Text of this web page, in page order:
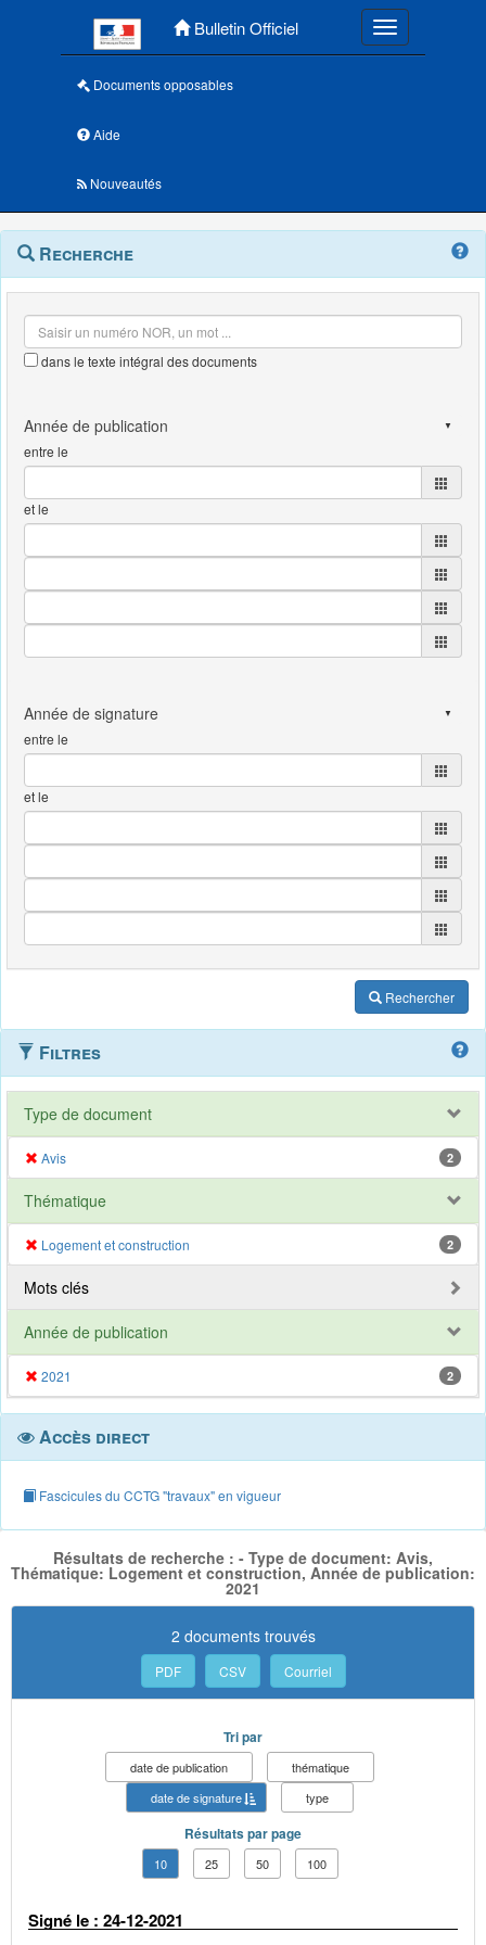
Bulletin Officiel Toggle
Documents opposables
Aide
Nouveautés
Navigation
outils
Menu
contextuel
Recherche
dans le texte intégral des documents
entre le
et le
entre le
et le
Rechercher
Filtres
Type de document
Avis 2
Thématique
Logement et construction 2
Mots clés
Année de publication
2021 2
Accès direct
Fascicules du CCTG "travaux" en vigueur
Résultats de recherche : - Type de document: Avis,
Thématique: Logement et construction, Année de publication:
2021
2 documents trouvés
PDF CSV Courriel
Tri par
date de publication
thématique
date de signature
type
Résultats par page
10 25 50 100
Signé le : 24-12-2021